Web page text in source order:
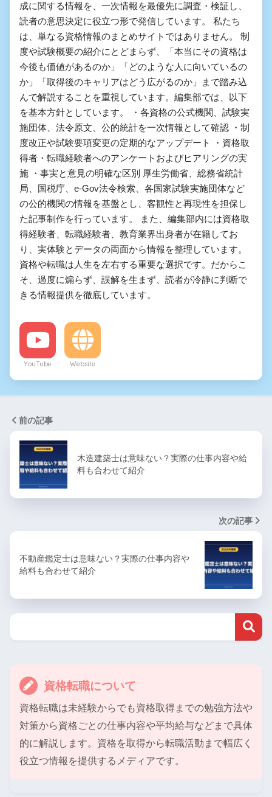
成に関する情報を、一次情報を最優先に調査・検証し、
読者の意思決定に役立つ形で発信しています。 私たち
は、単なる資格情報のまとめサイトではありません。 制
度や試験概要の紹介にとどまらず、「本当にその資格は
今後も価値があるのか」「どのような人に向いているの
か」「取得後のキャリアはどう広がるのか」まで踏み込
んで解説することを重視しています。編集部では、以下
を基本方針としています。 ・各資格の公式機関、試験実
施団体、法令原文、公的統計を一次情報として確認 ・制
度改正や試験要項変更の定期的なアップデート ・資格取
得者・転職経験者へのアンケートおよびヒアリングの実
施 ・事実と意見の明確な区別 厚生労働省、総務省統計
局、国税庁、e-Gov法令検索、各国家試験実施団体など
の公的機関の情報を基盤とし、客観性と再現性を担保し
た記事制作を行っています。 また、編集部内には資格取
得経験者、転職経験者、教育業界出身者が在籍してお
り、実体験とデータの両面から情報を整理しています。
資格や転職は人生を左右する重要な選択です。だからこ
そ、過度に煽らず、誤解を生まず、読者が冷静に判断で
きる情報提供を徹底しています。
YouTube Website
前の記事
木造建築士は意味ない？実際の仕事内容や給
料も合わせて紹介
次の記事
不動産鑑定士は意味ない？実際の仕事内容や
給料も合わせて紹介
資格転職について
資格転職は未経験からでも資格取得までの勉強方法や
対策から資格ごとの仕事内容や平均給与などまで具体
的に解説します。資格を取得から転職活動まで幅広く
役立つ情報を提供するメディアです。